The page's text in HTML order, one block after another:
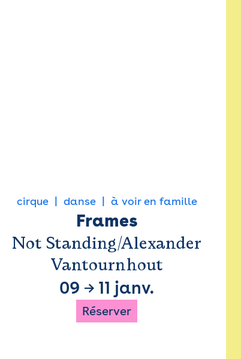
cirque danse à voir en famille
Frames
Not Standing/Alexander
Vantournhout
09 → 11 janv.
Réserver